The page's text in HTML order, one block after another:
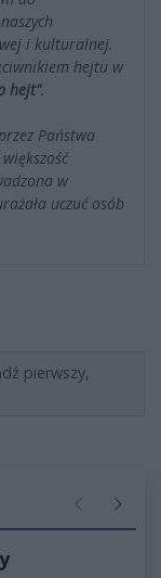
i kulturalnej.
hejtu w
hejt".
Państwa
w
uczuć osób
pierwszy,
Poprzednie